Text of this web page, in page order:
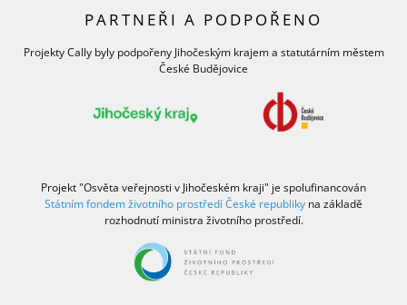
PARTNEŘI A PODPOŘENO
Projekty Cally byly podpořeny Jihočeským krajem a statutárním městem
České Budějovice
Projekt "Osvěta veřejnosti v Jihočeském kraji" je spolufinancován
Státním fondem životního prostředí České republiky na základě
rozhodnutí ministra životního prostředí.